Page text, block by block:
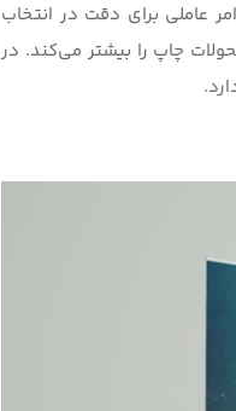
عاملی برای دقت در انتخاب
چاپ را بیشتر می‌کند. در